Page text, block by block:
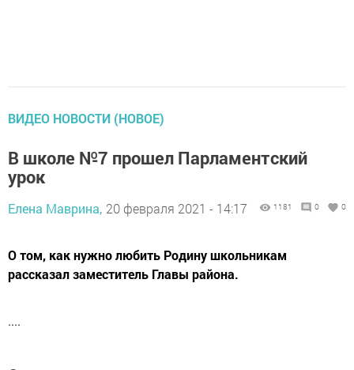
ВИДЕО НОВОСТИ (НОВОЕ)
В школе №7 прошел Парламентский
урок
Елена Маврина, 20 февраля 2021 - 14:17 1181 0 0
О том, как нужно любить Родину школьникам
рассказал заместитель Главы района.
....